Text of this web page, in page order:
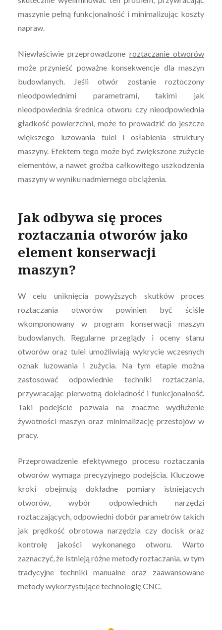
maszynie pełną funkcjonalność i minimalizując koszty
napraw.
Niewłaściwie przeprowadzone roztaczanie otworów
może przynieść poważne konsekwencje dla maszyn
budowlanych. Jeśli otwór zostanie roztoczony
nieodpowiednimi parametrami, takimi jak
nieodpowiednia średnica otworu czy nieodpowiednia
gładkość powierzchni, może to prowadzić do jeszcze
większego luzowania tulei i osłabienia struktury
maszyny. Efektem tego może być zwiększone zużycie
elementów, a nawet groźba całkowitego uszkodzenia
maszyny w wyniku nadmiernego obciążenia.
Jak odbywa się proces
roztaczania otworów jako
element konserwacji
maszyn?
W celu uniknięcia powyższych skutków proces
roztaczania otworów powinien być ściśle
wkomponowany w program konserwacji maszyn
budowlanych. Regularne przeglądy i oceny stanu
otworów oraz tulei umożliwiają wykrycie wczesnych
oznak luzowania i zużycia. Na tym etapie można
zastosować odpowiednie techniki roztaczania,
przywracając pierwotną dokładność i funkcjonalność.
Taki podejście pozwala na znaczne wydłużenie
żywotności maszyn oraz minimalizację przestojów w
pracy.
Przeprowadzenie efektywnego procesu roztaczania
otworów wymaga precyzyjnego podejścia. Kluczowe
kroki obejmują dokładne pomiary istniejących
otworów, wybór odpowiednich narzędzi
roztaczających, odpowiedni dobór parametrów takich
jak prędkość obrotowa narzędzia czy docisk oraz
kontrolę jakości wykonanego otworu. Warto
zaznaczyć, że istnieją różne metody roztaczania, w tym
tradycyjne techniki manualne oraz zaawansowane
metody wykorzystujące technologię CNC.